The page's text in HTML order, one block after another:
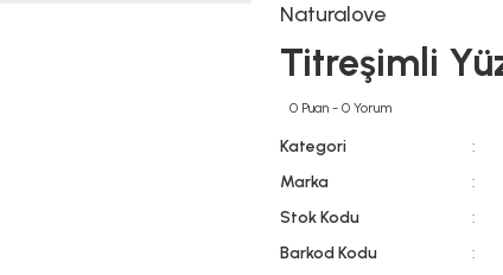
Naturalove
Titreşimli
0 Puan - 0 Yorum
Kategori
Marka
Stok Kodu
Barkod Kodu